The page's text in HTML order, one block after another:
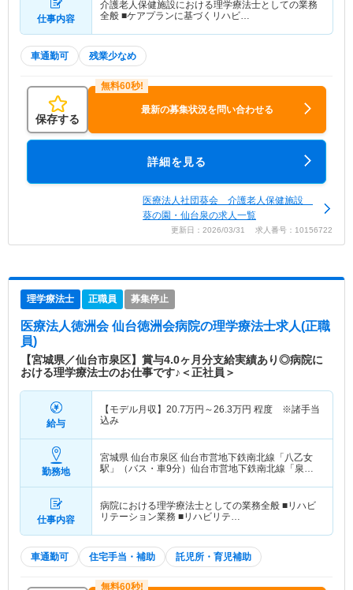
仕事内容
介護老人保健施設における理学療法士としての業務
全般 ■ケアプランに基づくリハビ…
車通勤可 残業少なめ
保存する
最新の募集状況を問い合わせる
詳細を見る
医療法人社団葵会 介護老人保健施設
葵の園・仙台泉の求人一覧
更新日：2026/03/31 求人番号：10156722
理学療法士 正職員 募集停止
医療法人徳洲会 仙台徳洲会病院の理学療法士求人(正職
員)
【宮城県／仙台市泉区】賞与4.0ヶ月分支給実績あり◎病院に
おける理学療法士のお仕事です♪＜正社員＞
給与
【モデル月収】 20.7万円～26.3万円 程度 ※諸手当
込み
勤務地
宮城県 仙台市泉区 仙台市営地下鉄南北線「八乙女
駅」（バス・車9分）仙台市営地下鉄南北線「泉中
仕事内容
病院における理学療法士としての業務全般 ■リハビ
リテーション業務 ■リハビリテ…
車通勤可 住宅手当・補助 託児所・育児補助